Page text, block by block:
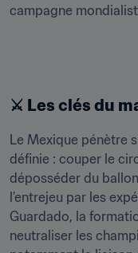
campagne
⚔️ Les clés du
Le Mexique pénètre
définie : couper le
déposséder du
l’entrejeu par les
Guardado, la
neutraliser les